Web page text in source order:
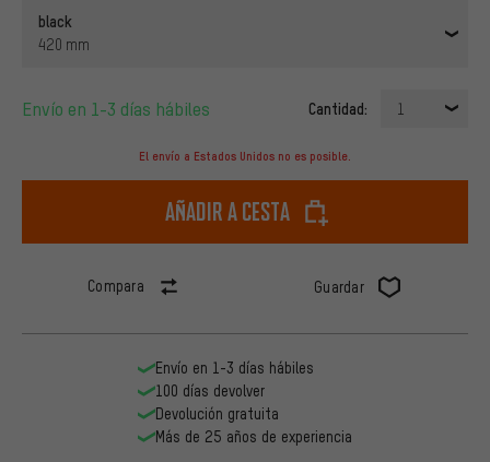
black
420 mm
Envío en 1-3 días hábiles Cantidad: 1
El envío a Estados Unidos no es posible.
Añadir a cesta
Compara Guardar
Envío en 1-3 días hábiles
100 días devolver
Devolución gratuita
Más de 25 años de experiencia